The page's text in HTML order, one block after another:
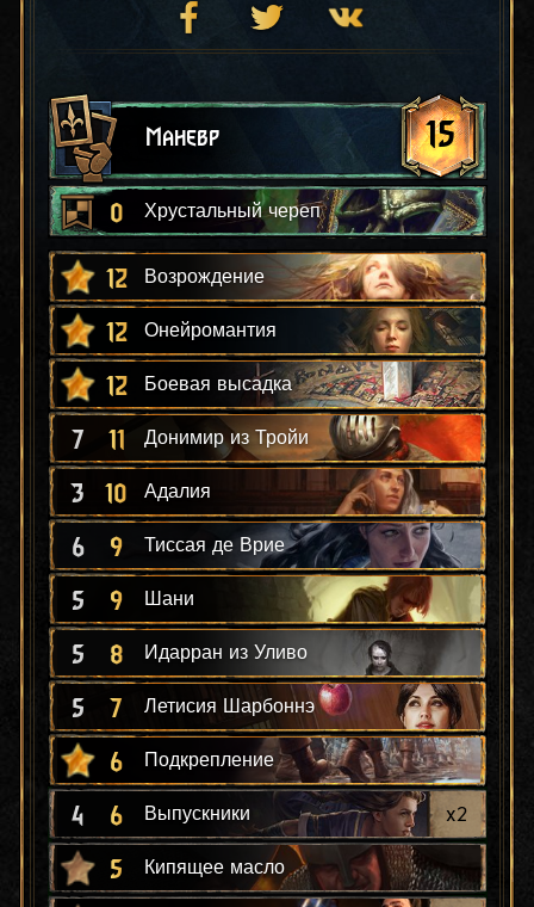
Маневр 15
0 Хрустальный череп
12 Возрождение
12 Онейромантия
12 Боевая высадка
7 11 Донимир из Тройи
3 10 Адалия
6 9 Тиссая де Врие
5 9 Шани
5 8 Идарран из Уливо
5 7 Летисия Шарбоннэ
6 Подкрепление
4 6 Выпускники x2
5 Кипящее масло